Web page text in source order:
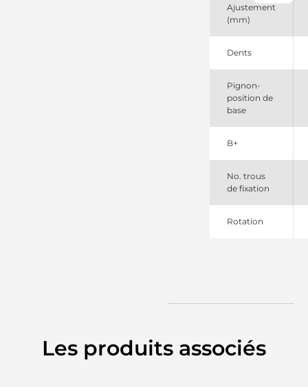
17563
Lester
253279
Valeo
4672108
830502082
Wilson
M04672108
Valeo
SR4170X
Ajustement
(mm)
Dents
Pignon-
position de
base
B+
No. trous
de fixation
Rotation
Les produits associés